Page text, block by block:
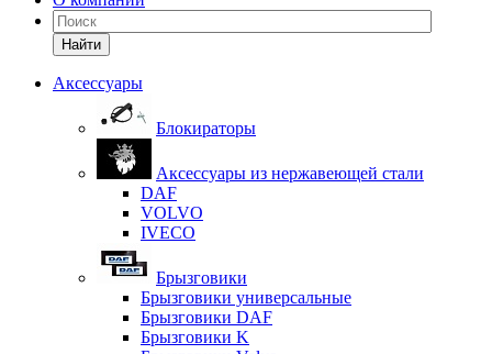
Найти
Аксессуары
Блокираторы
Аксессуары из нержавеющей стали
DAF
VOLVO
IVECO
Брызговики
Брызговики универсальные
Брызговики DAF
Брызговики K